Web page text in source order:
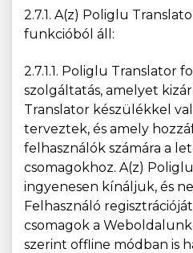
2.7.1. A(z) Poliglu
funkcióból áll:
2.7.1.1. Poliglu Translator
szolgáltatás, amelyet
Translator készülékkel
terveztek, és amely
felhasználók számára a
csomagokhoz. A(z)
ingyenesen kínáljuk, és
Felhasználó
csomagok a
szerint offline módban is